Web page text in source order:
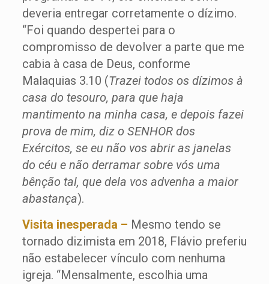
deveria entregar corretamente o dízimo.
“Foi quando despertei para o
compromisso de devolver a parte que me
cabia à casa de Deus, conforme
Malaquias 3.10 (Trazei todos os dízimos à
casa do tesouro, para que haja
mantimento na minha casa, e depois fazei
prova de mim, diz o SENHOR dos
Exércitos, se eu não vos abrir as janelas
do céu e não derramar sobre vós uma
bênção tal, que dela vos advenha a maior
abastança).
Visita inesperada – Mesmo tendo se
tornado dizimista em 2018, Flávio preferiu
não estabelecer vínculo com nenhuma
igreja. “Mensalmente, escolhia uma